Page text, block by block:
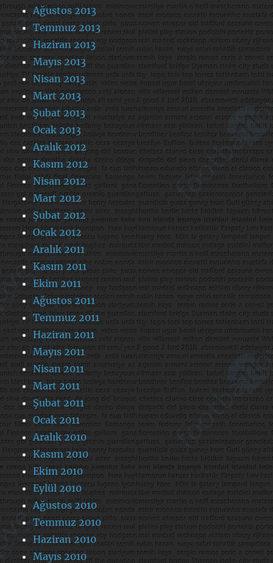
Ağustos 2013
Temmuz 2013
Haziran 2013
Mayıs 2013
Nisan 2013
Mart 2013
Şubat 2013
Ocak 2013
Aralık 2012
Kasım 2012
Nisan 2012
Mart 2012
Şubat 2012
Ocak 2012
Aralık 2011
Kasım 2011
Ekim 2011
Ağustos 2011
Temmuz 2011
Haziran 2011
Mayıs 2011
Nisan 2011
Mart 2011
Şubat 2011
Ocak 2011
Aralık 2010
Kasım 2010
Ekim 2010
Eylül 2010
Ağustos 2010
Temmuz 2010
Haziran 2010
Mayıs 2010